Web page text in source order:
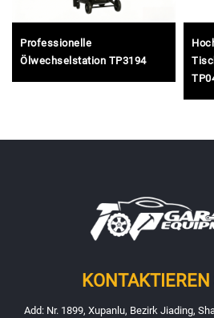
Professionelle
Ölwechselstation TP3194
Add: Nr. 1899, Xupanlu, Bezirk Jiading,